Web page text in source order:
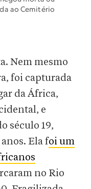
ao Cemitério
Nem mesmo
foi capturada
da África,
e
século 19,
Ela foi um
no Rio